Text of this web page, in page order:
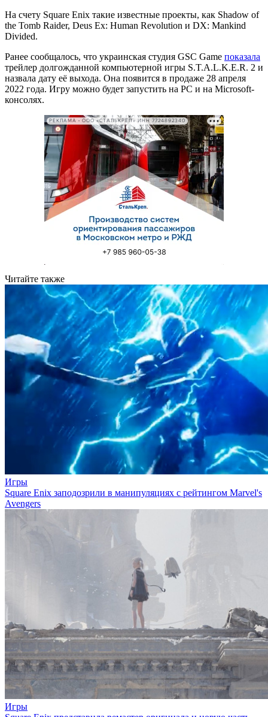
На счету Square Enix такие известные проекты, как Shadow of
the Tomb Raider, Deus Ex: Human Revolution и DX: Mankind
Divided.
Ранее сообщалось, что украинская студия GSC Game показала
трейлер долгожданной компьютерной игры S.T.A.L.K.E.R. 2 и
назвала дату её выхода. Она появится в продаже 28 апреля
2022 года. Игру можно будет запустить на PC и на Microsoft-
консолях.
РЕКЛАМА • ООО «СТАЛЬКРЕП» ИНН 7724892340
Читайте также
Игры
Square Enix заподозрили в манипуляциях с рейтингом Marvel's
Avengers
Игры